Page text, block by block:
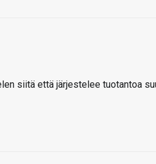
siitä että järjestelee tuotantoa